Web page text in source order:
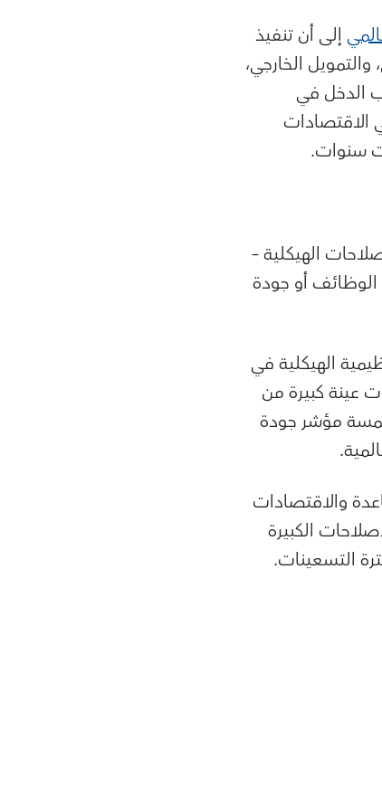
إلى أن تنفيذ
الخارجي،
الدخل في
الاقتصادات
الهيكلية –
الوظائف أو جودة
الهيكلية في
عينة كبيرة من
مؤشر جودة
والاقتصادات
الكبيرة
التسعينات.